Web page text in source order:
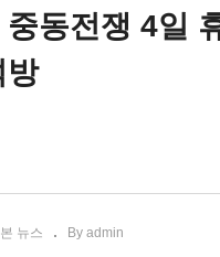
인공지능업계의 5일 쿠테
동전쟁 4일
방
뉴스 By admin